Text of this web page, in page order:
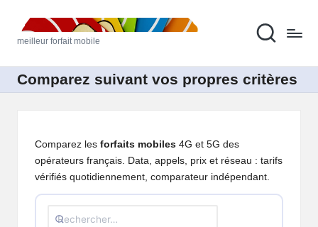
M
ll
meilleur forfait mobile
Comparez suivant vos propres critères
Comparez les forfaits mobiles 4G et 5G des
opérateurs français. Data, appels, prix et réseau : tarifs
vérifiés quotidiennement, comparateur indépendant.